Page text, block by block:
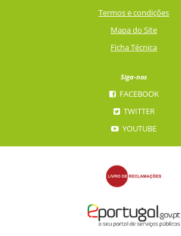
Termos e condições
Mapa do Site
Ficha Técnica
Siga-nos
FACEBOOK
TWITTER
YOUTUBE